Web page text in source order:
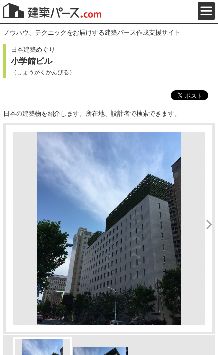
ノウハウ、テクニックをお届けする建築パース作成支援サイト
日本建築めぐり
小学館ビル
（しょうがくかんびる）
日本の建築物を紹介します。所在地、設計者で検索できます。